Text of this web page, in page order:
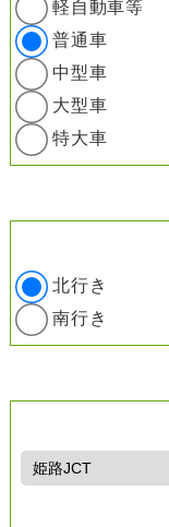
軽自動車等
普通車
中型車
大型車
特大車
北行き
南行き